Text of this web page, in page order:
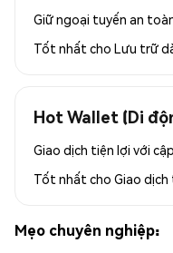
Giữ ngoại tuyến an
Tốt nhất cho Lưu trữ
Hot Wallet (Di
Giao dịch tiện lợi với
Tốt nhất cho Giao
Mẹo chuyên nghiệp: